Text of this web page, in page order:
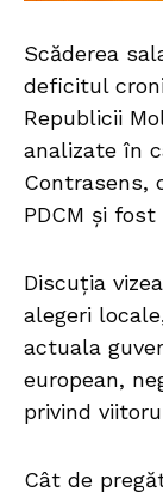
Scăderea
deficitul
Republicii
analizate în
Contrasens,
PDCM și
Discuția
alegeri
actuala
european,
privind
Cât de